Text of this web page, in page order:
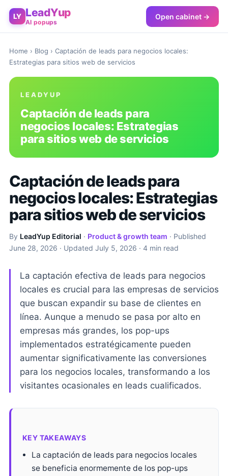
LY LeadYup
AI popups
Open cabinet →
Home › Blog › Captación de leads para negocios locales:
Estrategias para sitios web de servicios
LEADYUP
Captación de leads para
negocios locales: Estrategias
para sitios web de servicios
Captación de leads para
negocios locales: Estrategias
para sitios web de servicios
By LeadYup Editorial · Product & growth team · Published
June 28, 2026 · Updated July 5, 2026 · 4 min read
La captación efectiva de leads para negocios
locales es crucial para las empresas de servicios
que buscan expandir su base de clientes en
línea. Aunque a menudo se pasa por alto en
empresas más grandes, los pop-ups
implementados estratégicamente pueden
aumentar significativamente las conversiones
para los negocios locales, transformando a los
visitantes ocasionales en leads cualificados.
KEY TAKEAWAYS
La captación de leads para negocios locales
se beneficia enormemente de los pop-ups